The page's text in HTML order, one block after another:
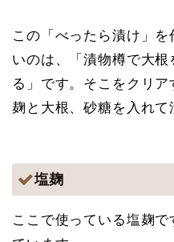
この「べったら漬け」
いのは、「漬物樽で大
る」です。そこをクリ
麹と大根、砂糖を入れて
塩麹
ここで使っている塩麹